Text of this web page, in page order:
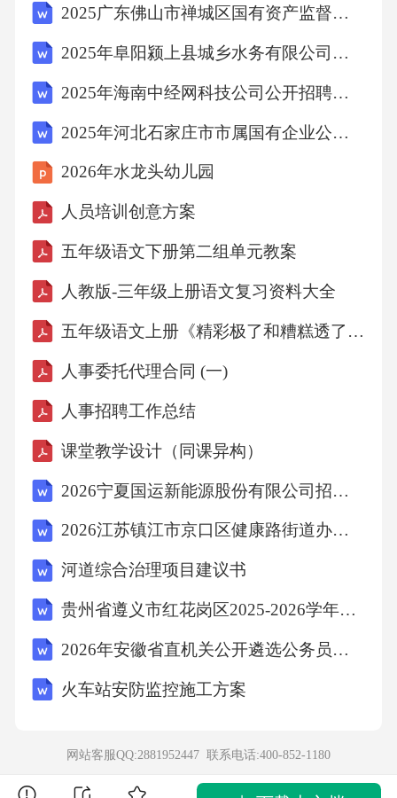
2025广东佛山市禅城区国有资产监督管理局下属企业招聘1人笔试历年难易错考点试卷带答案解析2套
2025年阜阳颍上县城乡水务有限公司招聘13人笔试历年难易错考点试卷带答案解析
2025年海南中经网科技公司公开招聘笔试历年常考点试题专练附带答案详解
2025年河北石家庄市市属国有企业公开招聘应届毕业生223名笔试历年常考点试题专练附带答案详解
2026年水龙头幼儿园
人员培训创意方案
五年级语文下册第二组单元教案
人教版-三年级上册语文复习资料大全
五年级语文上册《精彩极了和糟糕透了》教学反思
人事委托代理合同 (一)
人事招聘工作总结
课堂教学设计（同课异构）
2026宁夏国运新能源股份有限公司招聘45人笔试备考试题及答案详解
2026江苏镇江市京口区健康路街道办事处编制外城管协管员招聘2人笔试参考题库及答案详解
河道综合治理项目建议书
贵州省遵义市红花岗区2025-2026学年四下数学期末检测试题含解析
2026年安徽省直机关公开遴选公务员笔试题及答案解析（B类）
火车站安防监控施工方案
网站客服QQ:2881952447 联系电话:400-852-1180